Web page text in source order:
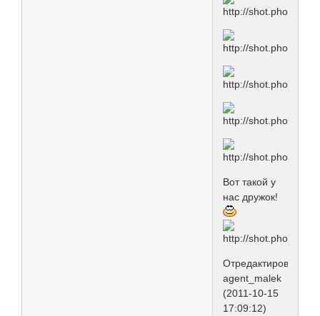
Вот такой у
нас дружок!
Отредактировано
agent_malek
(2011-10-15
17:09:12)